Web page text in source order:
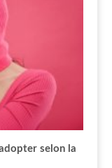
selon la